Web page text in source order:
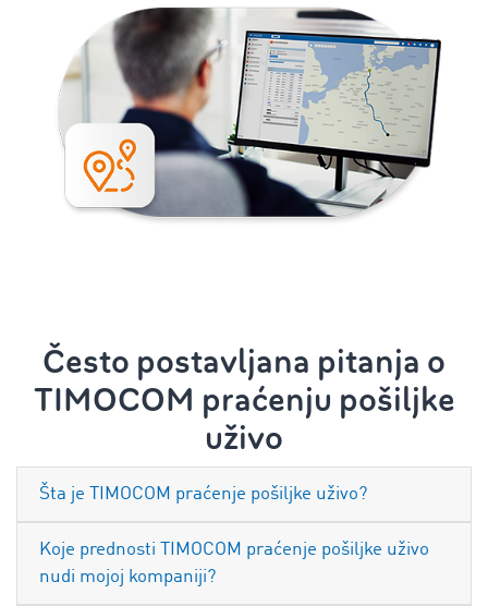
Često postavljana pitanja o
TIMOCOM praćenju pošiljke
uživo
Šta je TIMOCOM praćenje pošiljke uživo?
Koje prednosti TIMOCOM praćenje pošiljke uživo
nudi mojoj kompaniji?